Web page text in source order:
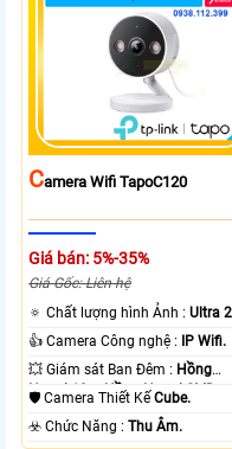
CAmera Wifi TapoC120
Giá bán: 5%-35%
Giá Gốc: Liên hệ
🔅 Chất lượng hình Ảnh :Ultra
.
👍 Camera Công nghệ :
IP Wifi.
💥 Giám sát Ban Đêm : Hồng
Ngoại 10m Hồng Ngoại SMD.
🛡 Camera Thiết KếCube.
️☣️ Chức Năng :Thu Âm.